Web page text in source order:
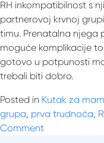
RH inkompatibilnost s
partnerovoj krvnoj
timu. Prenatalna njega
moguće komplikacije
gotovo u potpunosti
trebali biti dobro.
Posted in Kutak za
grupa, prva trudnoća,
Commenton